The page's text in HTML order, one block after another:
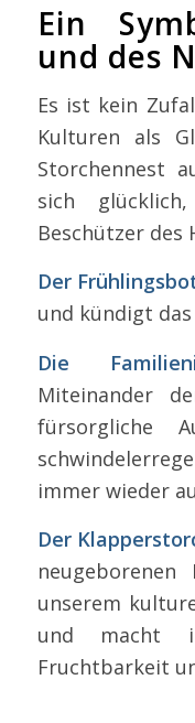
Ein
und des
Es ist kein
Kulturen als
Storchennest
sich
Beschützer des
Der
und kündigt
Die
Miteinander
fürsorgliche
immer wieder
Der
unserem
und macht
Fruchtbarkeit